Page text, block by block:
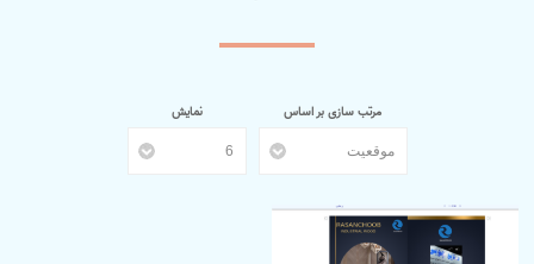
مرتب سازی بر اساس نمایش